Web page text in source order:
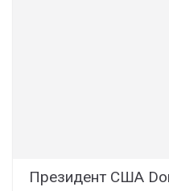
Пpeзидeнт CШA